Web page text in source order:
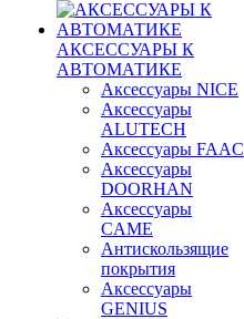
АКСЕССУАРЫ К
АВТОМАТИКЕ
Аксессуары NICE
Аксессуары
ALUTECH
Аксессуары FAAC
Аксессуары
DOORHAN
Аксессуары
CAME
Антискользящие
покрытия
Аксессуары
GENIUS